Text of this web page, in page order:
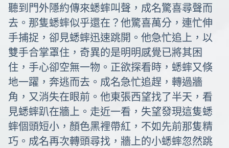
聽到門外隱約傳來蟋蟀叫聲，成名驚喜尋聲而
去。那隻蟋蟀似乎還在？他驚喜萬分，連忙伸
手捕捉，卻見蟋蟀迅速跳開。他急忙追上，以
雙手合掌罩住，奇異的是明明感覺已將其困
住，手心卻空無一物。正欲探看時，蟋蟀又倏
地一躍，奔逃而去。成名急忙追趕，轉過牆
角，又消失在眼前。他東張西望找了半天，看
見蟋蟀趴在牆上。走近一看，失望發現這隻蟋
蟀個頭短小，顏色黑裡帶紅，不如先前那隻精
巧。成名再次轉頭尋找，牆上的小蟋蟀忽然跳